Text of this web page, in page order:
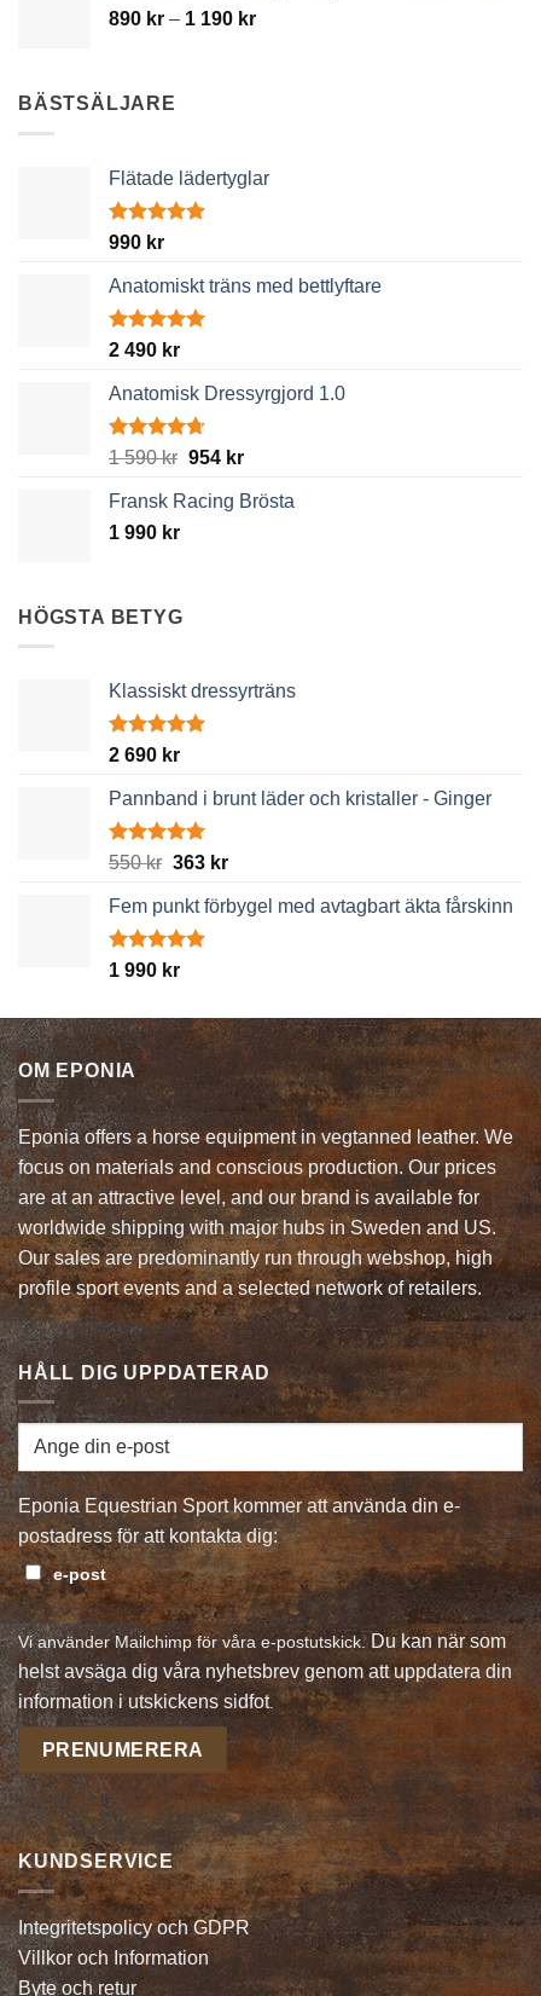
890 kr – 1 190 krPrice
BÄSTSÄLJARE
Flätade lädertyglar
Betygsatt
990 kr
Anatomiskt träns med bettlyftare
Betygsatt
2 490 kr
Anatomisk Dressyrgjord 1.0
Betygsatt
1 590kr Det
priset
954 krDet
priset
Fransk Racing Brösta
1 990 kr
HÖGSTA BETYG
Klassiskt dressyrträns
Betygsatt
2 690 kr
Pannband i brunt läder och kristaller - Ginger
Betygsatt
550kr Det
priset
var:
550 kr.
363 krDet
priset
Fem punkt förbygel med avtagbart äkta fårskinn
Betygsatt
1 990 kr
OM EPONIA
Eponia offers a horse equipment in vegtanned leather. We
focus on materials and conscious production. Our prices
are at an attractive level, and our brand is available for
worldwide shipping with major hubs in Sweden and US.
Our sales are predominantly run through webshop, high
profile sport events and a selected network of retailers.
HÅLL DIG UPPDATERAD
Eponia Equestrian Sport kommer att använda din e-
postadress för att kontakta dig:
e-post
Vi använder Mailchimp för våra e-postutskick. Du kan när som
helst avsäga dig våra nyhetsbrev genom att uppdatera din
information i utskickens sidfot.
KUNDSERVICE
Integritetspolicy och GDPR
Villkor och Information
Byte och retur